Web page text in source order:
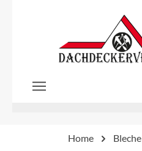
Zum Hauptinhalt springen
Home Bleche